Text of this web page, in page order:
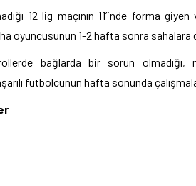
12 lig maçının 11’inde forma
oyuncusunun 1-2 hafta sonra sahalara
bağlarda bir sorun
futbolcunun hafta sonunda